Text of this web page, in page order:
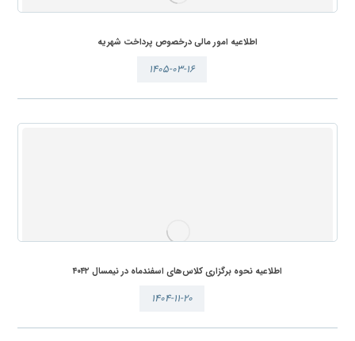
اطلاعیه امور مالی درخصوص پرداخت شهریه
۱۴۰۵-۰۳-۱۶
اطلاعیه نحوه برگزاری کلاس‌های اسفندماه در نیمسال ۴۰۴۲
۱۴۰۴-۱۱-۲۰